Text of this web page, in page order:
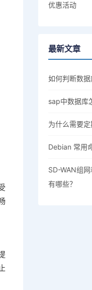
优惠活动
最新文章
如何判断数
sap中数据库
为什么需要定
Debian 常用
SD-WAN组
有哪些？